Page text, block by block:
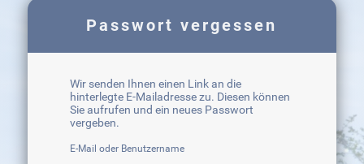
Passwort vergessen
Wir senden Ihnen einen Link an die
hinterlegte E-Mailadresse zu. Diesen können
Sie aufrufen und ein neues Passwort
vergeben.
E-Mail oder Benutzername